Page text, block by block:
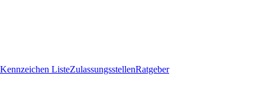
Kennzeichen ListeZulassungsstellenRatgeber